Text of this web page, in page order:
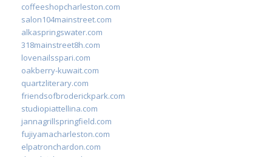
coffeeshopcharleston.com
salon104mainstreet.com
alkaspringswater.com
318mainstreet8h.com
lovenailsspari.com
oakberry-kuwait.com
quartzliterary.com
friendsofbroderickpark.com
studiopiattellina.com
jannagrillspringfield.com
fujiyamacharleston.com
elpatronchardon.com